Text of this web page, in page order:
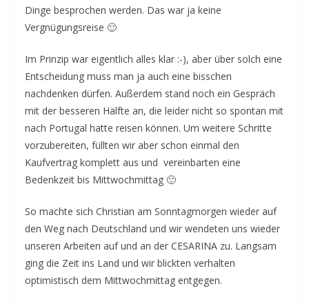
Dinge besprochen werden. Das war ja keine
Vergnügungsreise 🙂
Im Prinzip war eigentlich alles klar :-), aber über solch eine
Entscheidung muss man ja auch eine bisschen
nachdenken dürfen. Außerdem stand noch ein Gespräch
mit der besseren Hälfte an, die leider nicht so spontan mit
nach Portugal hatte reisen können. Um weitere Schritte
vorzubereiten, füllten wir aber schon einmal den
Kaufvertrag komplett aus und vereinbarten eine
Bedenkzeit bis Mittwochmittag 🙂
So machte sich Christian am Sonntagmorgen wieder auf
den Weg nach Deutschland und wir wendeten uns wieder
unseren Arbeiten auf und an der CESARINA zu. Langsam
ging die Zeit ins Land und wir blickten verhalten
optimistisch dem Mittwochmittag entgegen.